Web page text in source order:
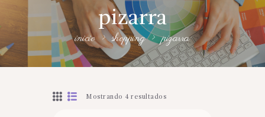
pizarra
inicio shopping pizarra
SERVICIOS A EMPRESAS
NUESTRA EDITORIAL EM EDITA
TIENDA ONLINE
Mostrando 4 resultados